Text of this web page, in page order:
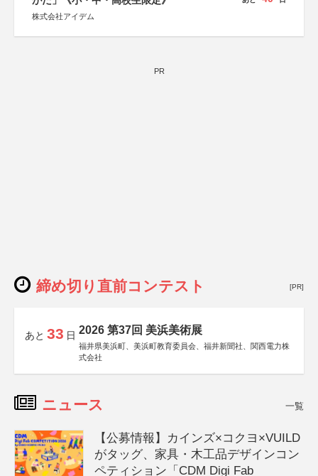
株式会社アイデム
PR
締め切り直前コンテスト [PR]
あと 33 日 2026 第37回 美浜美術展
福井県美浜町、美浜町教育委員会、福井新聞社、関西電力株
式会社
ニュース 一覧
【公募情報】カインズ×コクヨ×VUILD
がタッグ、家具・木工品デザインコン
ペティション「CDM Digi Fab